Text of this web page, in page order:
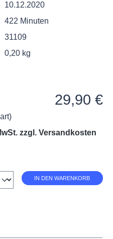
10.12.2020
422 Minuten
31109
0,20 kg
29,90 €
zzgl. Versandkosten
IN DEN WARENKORB